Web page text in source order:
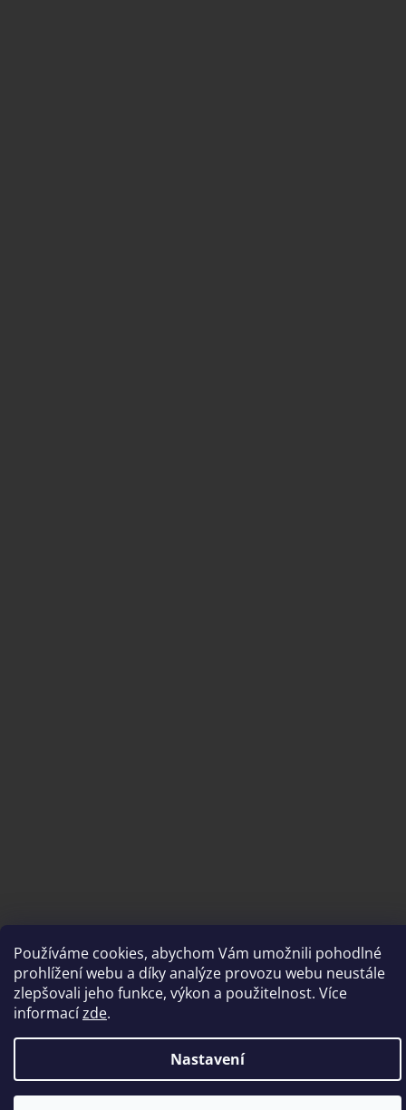
Používáme cookies, abychom Vám umožnili pohodlné
prohlížení webu a díky analýze provozu webu neustále
zlepšovali jeho funkce, výkon a použitelnost. Více
informacízde.
Nastavení
Vytvořil Shoptet
Copyright 2026